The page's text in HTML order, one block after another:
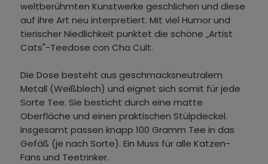
weltberühmten Kunstwerke geschlichen und diese
auf ihre Art neu interpretiert. Mit viel Humor und
tierischer Niedlichkeit punktet die schöne „Artist
Cats"-Teedose con Cha Cult.
Die Dose besteht aus geschmacksneutralem
Metall (Weißblech) und eignet sich somit für jede
Sorte Tee. Sie besticht durch eine matte
Oberfläche und einen praktischen Stülpdeckel.
Insgesamt passen knapp 100 Gramm Tee in das
Gefäß (je nach Sorte). Ein Muss für alle Katzen-
Fans und Teetrinker.